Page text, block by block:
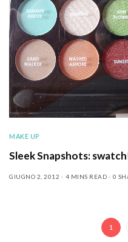
MAKE UP
Sleek Snapshots:
GIUGNO 2, 2012 4 MINS READ 0
1